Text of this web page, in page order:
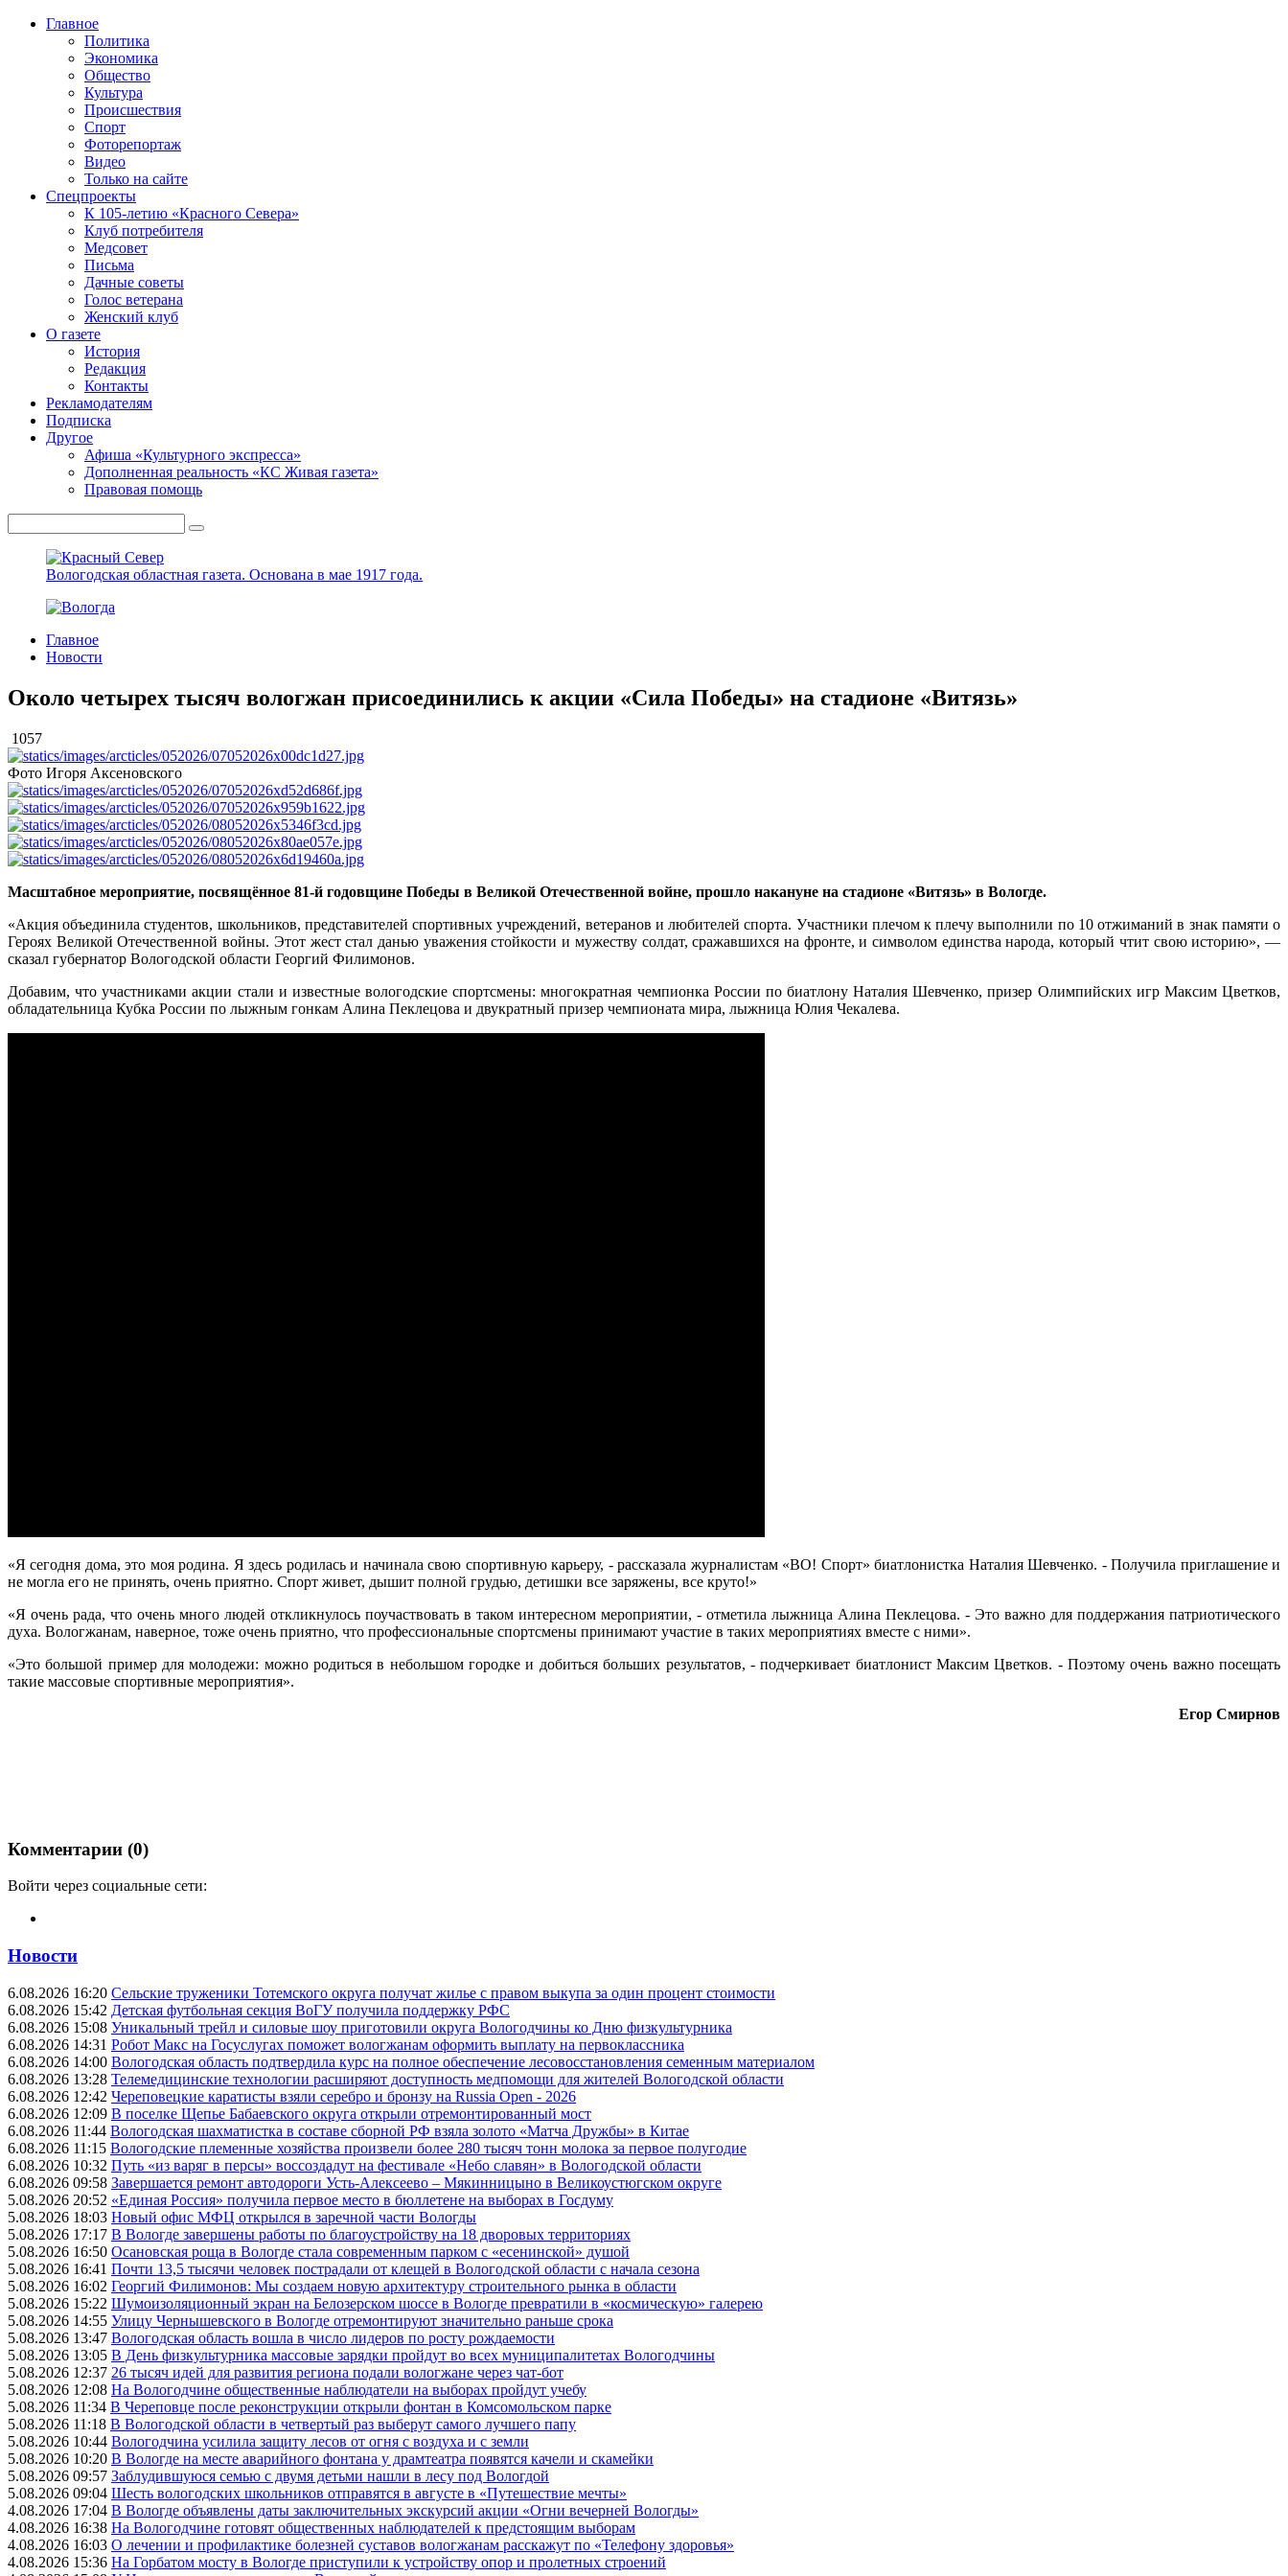
Главное
Политика
Экономика
Общество
Культура
Происшествия
Спорт
Фоторепортаж
Видео
Только на сайте
Спецпроекты
К 105-летию «Красного Севера»
Клуб потребителя
Медсовет
Письма
Дачные советы
Голос ветерана
Женский клуб
О газете
История
Редакция
Контакты
Рекламодателям
Подписка
Другое
Афиша «Культурного экспресса»
Дополненная реальность «КС Живая газета»
Правовая помощь
Вологодская областная газета. Основана в мае 1917 года.
Главное
Новости
Около четырех тысяч вологжан присоединились к акции «Сила Победы» на стадионе «Витязь»
1057
Фото Игоря Аксеновского
Масштабное мероприятие, посвящённое 81-й годовщине Победы в Великой Отечественной войне, прошло накануне на стадионе «Витязь» в Вологде.
«Акция объединила студентов, школьников, представителей спортивных учреждений, ветеранов и любителей спорта. Участники плечом к плечу выполнили по 10 отжиманий в знак памяти о
Героях Великой Отечественной войны. Этот жест стал данью уважения стойкости и мужеству солдат, сражавшихся на фронте, и символом единства народа, который чтит свою историю», —
сказал губернатор Вологодской области Георгий Филимонов.
Добавим, что участниками акции стали и известные вологодские спортсмены: многократная чемпионка России по биатлону Наталия Шевченко, призер Олимпийских игр Максим Цветков,
обладательница Кубка России по лыжным гонкам Алина Пеклецова и двукратный призер чемпионата мира, лыжница Юлия Чекалева.
«Я сегодня дома, это моя родина. Я здесь родилась и начинала свою спортивную карьеру, - рассказала журналистам «ВО! Спорт» биатлонистка Наталия Шевченко. - Получила приглашение и
не могла его не принять, очень приятно. Спорт живет, дышит полной грудью, детишки все заряжены, все круто!»
«Я очень рада, что очень много людей откликнулось поучаствовать в таком интересном мероприятии, - отметила лыжница Алина Пеклецова. - Это важно для поддержания патриотического
духа. Вологжанам, наверное, тоже очень приятно, что профессиональные спортсмены принимают участие в таких мероприятиях вместе с ними».
«Это большой пример для молодежи: можно родиться в небольшом городке и добиться больших результатов, - подчеркивает биатлонист Максим Цветков. - Поэтому очень важно посещать
такие массовые спортивные мероприятия».
Егор Смирнов
Комментарии (0)
Войти через социальные сети:
Новости
6.08.2026 16:20 Сельские труженики Тотемского округа получат жилье с правом выкупа за один процент стоимости
6.08.2026 15:42 Детская футбольная секция ВоГУ получила поддержку РФС
6.08.2026 15:08 Уникальный трейл и силовые шоу приготовили округа Вологодчины ко Дню физкультурника
6.08.2026 14:31 Робот Макс на Госуслугах поможет вологжанам оформить выплату на первоклассника
6.08.2026 14:00 Вологодская область подтвердила курс на полное обеспечение лесовосстановления семенным материалом
6.08.2026 13:28 Телемедицинские технологии расширяют доступность медпомощи для жителей Вологодской области
6.08.2026 12:42 Череповецкие каратисты взяли серебро и бронзу на Russia Open - 2026
6.08.2026 12:09 В поселке Щепье Бабаевского округа открыли отремонтированный мост
6.08.2026 11:44 Вологодская шахматистка в составе сборной РФ взяла золото «Матча Дружбы» в Китае
6.08.2026 11:15 Вологодские племенные хозяйства произвели более 280 тысяч тонн молока за первое полугодие
6.08.2026 10:32 Путь «из варяг в персы» воссоздадут на фестивале «Небо славян» в Вологодской области
6.08.2026 09:58 Завершается ремонт автодороги Усть-Алексеево – Мякинницыно в Великоустюгском округе
5.08.2026 20:52 «Единая Россия» получила первое место в бюллетене на выборах в Госдуму
5.08.2026 18:03 Новый офис МФЦ открылся в заречной части Вологды
5.08.2026 17:17 В Вологде завершены работы по благоустройству на 18 дворовых территориях
5.08.2026 16:50 Осановская роща в Вологде стала современным парком с «есенинской» душой
5.08.2026 16:41 Почти 13,5 тысячи человек пострадали от клещей в Вологодской области с начала сезона
5.08.2026 16:02 Георгий Филимонов: Мы создаем новую архитектуру строительного рынка в области
5.08.2026 15:22 Шумоизоляционный экран на Белозерском шоссе в Вологде превратили в «космическую» галерею
5.08.2026 14:55 Улицу Чернышевского в Вологде отремонтируют значительно раньше срока
5.08.2026 13:47 Вологодская область вошла в число лидеров по росту рождаемости
5.08.2026 13:05 В День физкультурника массовые зарядки пройдут во всех муниципалитетах Вологодчины
5.08.2026 12:37 26 тысяч идей для развития региона подали вологжане через чат-бот
5.08.2026 12:08 На Вологодчине общественные наблюдатели на выборах пройдут учебу
5.08.2026 11:34 В Череповце после реконструкции открыли фонтан в Комсомольском парке
5.08.2026 11:18 В Вологодской области в четвертый раз выберут самого лучшего папу
5.08.2026 10:44 Вологодчина усилила защиту лесов от огня с воздуха и с земли
5.08.2026 10:20 В Вологде на месте аварийного фонтана у драмтеатра появятся качели и скамейки
5.08.2026 09:57 Заблудившуюся семью с двумя детьми нашли в лесу под Вологдой
5.08.2026 09:04 Шесть вологодских школьников отправятся в августе в «Путешествие мечты»
4.08.2026 17:04 В Вологде объявлены даты заключительных экскурсий акции «Огни вечерней Вологды»
4.08.2026 16:38 На Вологодчине готовят общественных наблюдателей к предстоящим выборам
4.08.2026 16:03 О лечении и профилактике болезней суставов вологжанам расскажут по «Телефону здоровья»
4.08.2026 15:36 На Горбатом мосту в Вологде приступили к устройству опор и пролетных строений